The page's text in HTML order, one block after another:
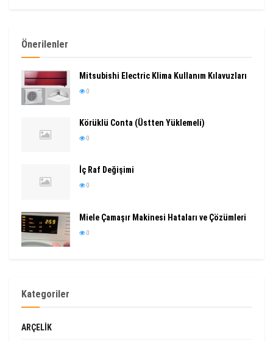
Önerilenler
Mitsubishi Electric Klima Kullanım Kılavuzları
0
Körüklü Conta (Üstten Yüklemeli)
0
İç Raf Değişimi
0
Miele Çamaşır Makinesi Hataları ve Çözümleri
0
Kategoriler
ARÇELIK